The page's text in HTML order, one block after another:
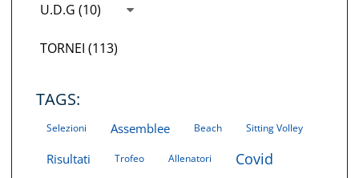
U.D.G (10)
TORNEI (113)
TAGS:
Selezioni Assemblee Beach Sitting Volley
Risultati Trofeo Allenatori Covid